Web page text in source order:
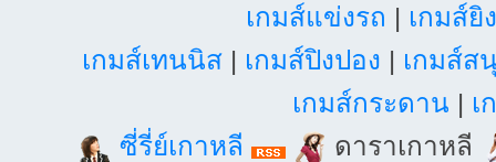
เกมส์แข่งรถ | เกมส์ยิ
เกมส์เทนนิส| เกมส์ปิงปอง | เกมส์ส
เกมส์กระดาน | เ
ซี่รี่ย์เกาหลี
ดาราเกาหลี